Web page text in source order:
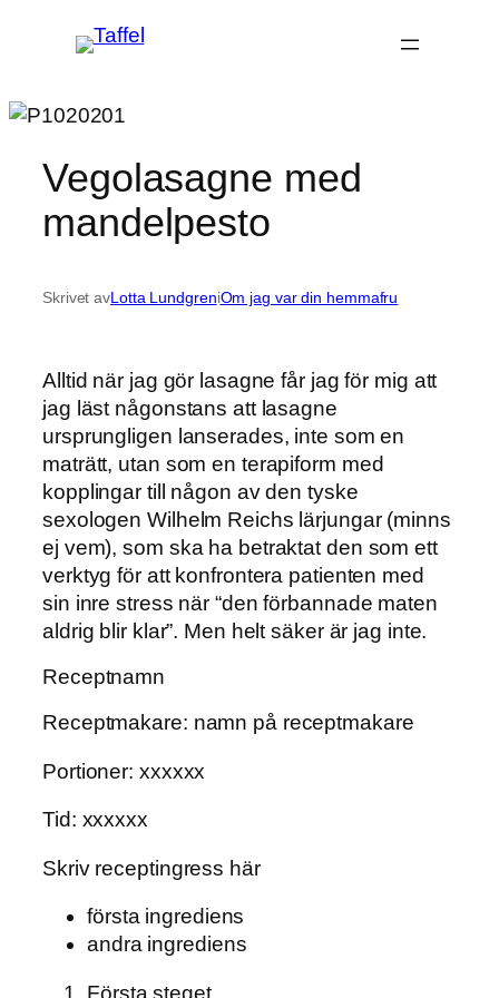
Vegolasagne med
mandelpesto
Skrivet avLotta LundgreniOm jag var din hemmafru
Alltid när jag gör lasagne får jag för mig att
jag läst någonstans att lasagne
ursprungligen lanserades, inte som en
maträtt, utan som en terapiform med
kopplingar till någon av den tyske
sexologen Wilhelm Reichs lärjungar (minns
ej vem), som ska ha betraktat den som ett
verktyg för att konfrontera patienten med
sin inre stress när “den förbannade maten
aldrig blir klar”. Men helt säker är jag inte.
Receptnamn
Receptmakare: namn på receptmakare
Portioner: xxxxxx
Tid: xxxxxx
Skriv receptingress här
första ingrediens
andra ingrediens
Första steget